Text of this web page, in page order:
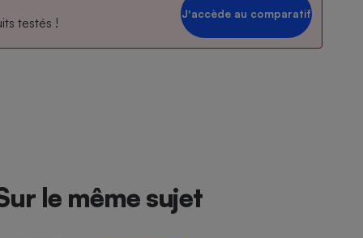
testés !
Jʼaccède au comparatif
le même sujet